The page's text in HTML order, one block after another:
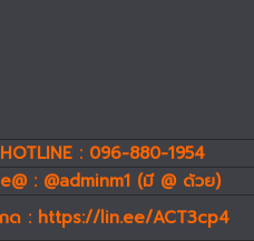
HOTLINE : 096-880-1954
: @adminm1 (มี @ ด้วย)
ด : https://lin.ee/ACT3cp4